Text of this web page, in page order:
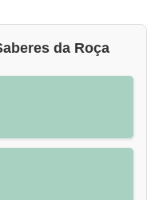
da Roça